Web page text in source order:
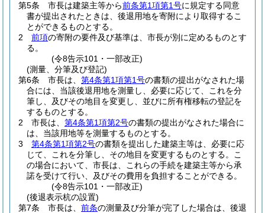
第5条
市長は建築主等から前条第1項第1号に規定する同意
書が提出されたときは、後退用地を寄附により取得するこ
とができるものとする。
2
前項の寄附の要件及び基準は、市長が別に定めるものとす
る。
(令8告示101・一部改正)
(測量、分筆及び登記)
第6条
市長は、 第4条第1項第1号の書類の提出がなされた場
合には、当該後退用地を測量し、必要に応じて、これを分
筆し、及びその地目を変更し、並びに所有権移転の登記を
するものとする。
2
市長は、 第4条第1項第2号の書類の提出がなされた場合に
は、当該用地等を測量するものとする。
3
第4条第1項第2号の書類を提出した建築主等は、必要に応
じて、これを分筆し、その地目を変更するものとする。
こ
の場合において、市長は、これらの手続を建築主等から承
諾を受けて行い、及びその費用を負担することができる。
(令8告示101・一部改正)
(後退表示杭の設置)
第7条
市長は、 前条の測量及び分筆が完了した場合は、後退